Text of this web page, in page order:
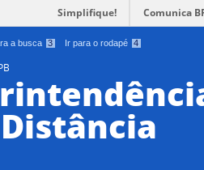
a busca 3 Ir para o rodapé 4
Simplifique! Comunica